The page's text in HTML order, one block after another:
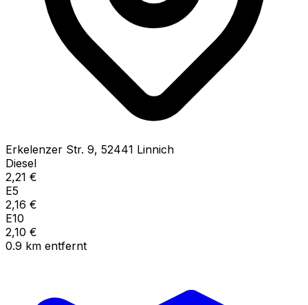
Erkelenzer Str. 9, 52441 Linnich
Diesel
2,21 €
E5
2,16 €
E10
2,10 €
0.9 km entfernt